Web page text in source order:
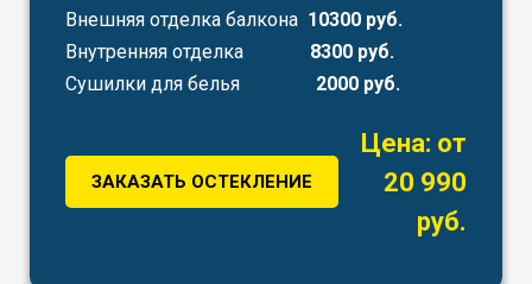
Внешняя отделка балкона 10300 руб.
Внутренняя отделка 8300 руб.
Сушилки для белья 2000 руб.
ЗАКАЗАТЬ ОСТЕКЛЕНИЕ
Цена: от
20 990
руб.